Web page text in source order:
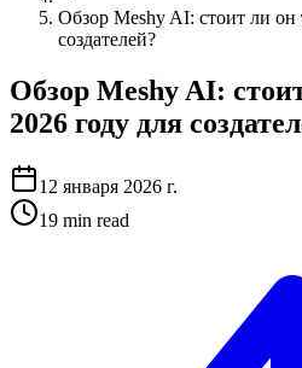
Обзор Meshy AI: стоит ли он
создателей?
Обзор Meshy AI:
2026 году для
12 января 2026 г.
19 min read